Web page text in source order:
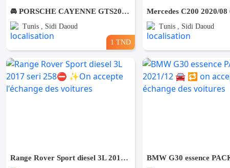
🚘 PORSCHE CAYENNE GTS2012 V8 ESSENCE🚘 🔁 on accepte l échange des voitures
Tunis , Sidi Daoud
1 TND
Tunis , Sidi Daoud
Range Rover Sport diesel 3L 2017 seri 258⛔️ ✨️On accepte l'échange des voitures